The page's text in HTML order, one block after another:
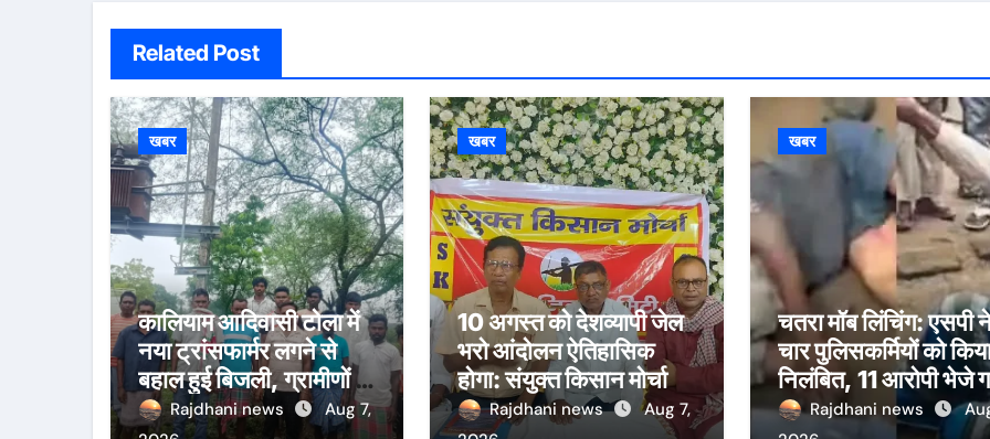
Related Post
खबर
कालियाम आदिवासी टोला में
नया ट्रांसफार्मर लगने से
बहाल हुई बिजली, ग्रामीणों ने
जताई खुशी
Rajdhani news
Aug 7,
खबर
10 अगस्त को देशव्यापी जेल
भरो आंदोलन ऐतिहासिक
होगा: संयुक्त किसान मोर्चा
Rajdhani news
Aug 7,
खबर
चतरा मॉब लिंचिंग: एसपी
चार पुलिसकर्मियों को
निलंबित, 11 आरोपी भेजे
जेलRajdhani news